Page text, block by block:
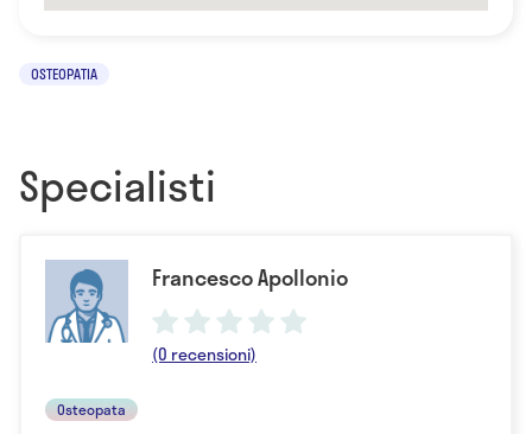
OSTEOPATIA
Specialisti
Francesco Apollonio
(0 recensioni)
Osteopata